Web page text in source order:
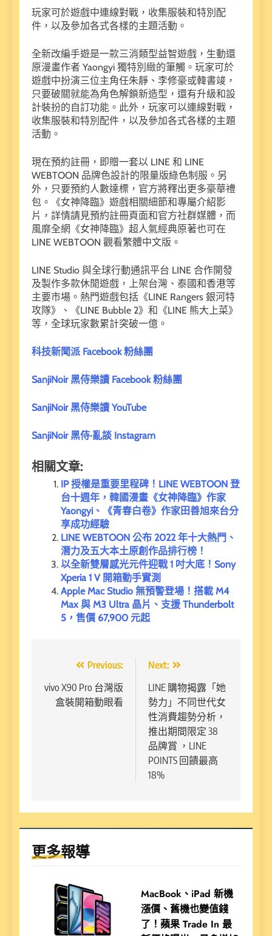
玩家可於遊戲中連線對戰，收集服裝和特別配
件，以及參加各式各樣的主題活動。
全新改編手遊是一款三消類型益智遊戲，生動還
原漫畫作者 Yaongyi 獨特別緻的筆觸。玩家可於
遊戲中扮演三位主角任朱靜、李修豪或韓書竣，
只要破關就能為角色解鎖新造型，還有升級和設
計裝扮的自訂功能。此外，玩家可以連線對戰，
收集服裝和特別配件，以及參加各式各樣的主題
活動。
現在預約註冊，即贈一套以 LINE 和 LINE
WEBTOON 品牌色設計的限量版綠色制服。另
外，只要預約人數達標，官方將釋出更多豪華禮
包。《女神降臨》遊戲相關細節和專屬介紹影
片，詳情請見預約註冊頁面和官方社群媒體，而
風靡全網《女神降臨》超人氣經典原著也可在
LINE WEBTOON 觀看繁體中文版。
LINE Studio 與全球行動通訊平台 LINE 合作開發
及製作多款休閒遊戲，上架台灣、泰國和香港等
主要市場。熱門遊戲包括《LINE Rangers 銀河特
攻隊》、《LINE Bubble 2》和《LINE 熊大上菜》
等，全球玩家數累計突破一億。
科技新聞派 Facebook 粉絲團
SanjiNoir 黑侍樂讀 Facebook 粉絲團
SanjiNoir 黑侍樂讀 YouTube
SanjiNoir 黑侍·亂談 Instagram
相關文章:
IP 授權是重要里程碑！LINE WEBTOON 登
台十週年，韓國漫畫《女神降臨》作家
Yaongyi、《青春白卷》作家田善旭來台分
享成功經驗
LINE WEBTOON 公布 2022 年十大熱門、
潛力及五大本土原創作品排行榜！
以全新雙層感光元件迎戰 1 吋大底！Sony
Xperia 1 V 開箱動手實測
Apple Mac Studio 無預警登場！搭載 M4
Max 與 M3 Ultra 晶片、支援 Thunderbolt
5，售價 67,900 元起
章
導
Previous:
vivo X90 Pro 台灣版
盒裝開箱動眼看
Next:
LINE 購物揭露「她
勢力」不同世代女
性消費趨勢分析，
推出期間限定 38
品牌賞 ，LINE
POINTS 回饋最高
18%
更多報導
MacBook、iPad 新機
漲價、舊機也變值錢
了！蘋果 Trade In 最